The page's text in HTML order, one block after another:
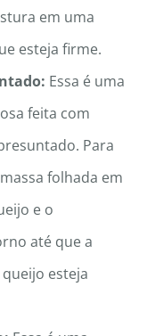
em uma
esteja firme.
Essa é uma
feita com
Para
folhada em
e o
até que a
esteja